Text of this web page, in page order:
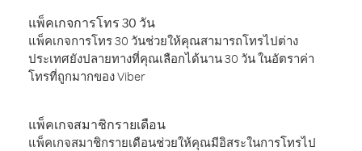
แพ็คเกจการโทร 30 วัน
แพ็คเกจการโทร 30 วันช่วยให้คุณสามารถโทรไปต่าง
ประเทศยังปลายทางที่คุณเลือกได้นาน 30 วัน ในอัตราค่า
โทรที่ถูกมากของ Viber
แพ็คเกจสมาชิกรายเดือน
แพ็คเกจสมาชิกรายเดือนช่วยให้คุณมีอิสระในการโทรไป